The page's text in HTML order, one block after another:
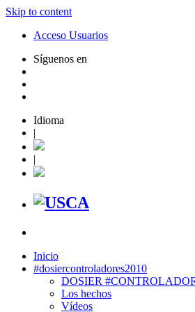
Skip to content
Acceso Usuarios
Síguenos en
Idioma
|
|
Inicio
#dosiercontroladores2010
DOSIER
Los hechos
Vídeos